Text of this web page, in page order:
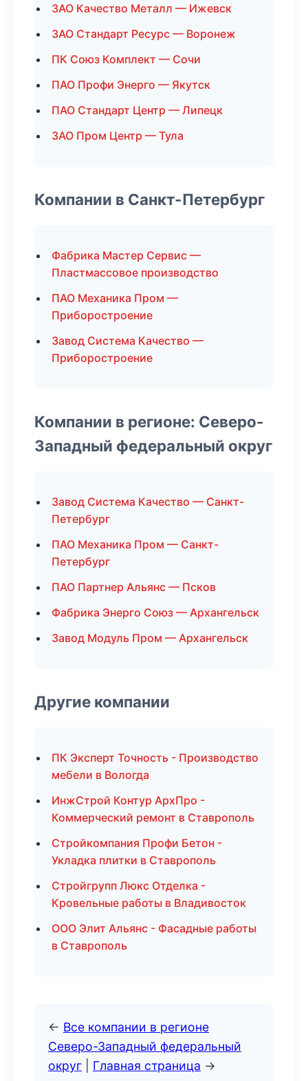
ЗАО Качество Металл — Ижевск
ЗАО Стандарт Ресурс — Воронеж
ПК Союз Комплект — Сочи
ПАО Профи Энерго — Якутск
ПАО Стандарт Центр — Липецк
ЗАО Пром Центр — Тула
Компании в Санкт-Петербург
Фабрика Мастер Сервис —
Пластмассовое производство
ПАО Механика Пром —
Приборостроение
Завод Система Качество —
Приборостроение
Компании в регионе: Северо-
Западный федеральный округ
Завод Система Качество — Санкт-
Петербург
ПАО Механика Пром — Санкт-
Петербург
ПАО Партнер Альянс — Псков
Фабрика Энерго Союз — Архангельск
Завод Модуль Пром — Архангельск
Другие компании
ПК Эксперт Точность - Производство
мебели в Вологда
ИнжСтрой Контур АрхПро -
Коммерческий ремонт в Ставрополь
Стройкомпания Профи Бетон -
Укладка плитки в Ставрополь
Стройгрупп Люкс Отделка -
Кровельные работы в Владивосток
ООО Элит Альянс - Фасадные работы
в Ставрополь
← Все компании в регионе
Северо-Западный федеральный
округ
Главная страница →